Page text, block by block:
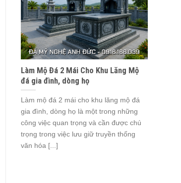
Làm Mộ Đá 2 Mái Cho Khu Lăng Mộ
đá gia đình, dòng họ
Làm mộ đá 2 mái cho khu lăng mộ đá
gia đình, dòng họ là một trong những
công việc quan trọng và cần được chú
trọng trong việc lưu giữ truyền thống
văn hóa [...]